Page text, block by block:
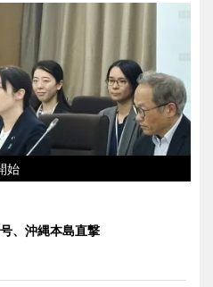
始
、沖縄本島直撃